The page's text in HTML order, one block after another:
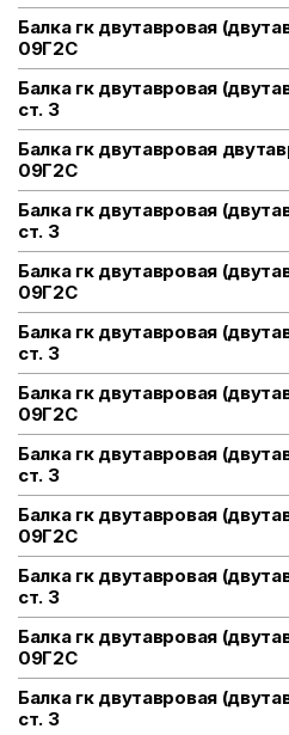
Балка гк двутавровая
09Г2С
Балка гк двутавровая
ст. 3
Балка гк двутавровая
09Г2С
Балка гк двутавровая
ст. 3
Балка гк двутавровая
09Г2С
Балка гк двутавровая
ст. 3
Балка гк двутавровая
09Г2С
Балка гк двутавровая
ст. 3
Балка гк двутавровая
09Г2С
Балка гк двутавровая
ст. 3
Балка гк двутавровая
09Г2С
Балка гк двутавровая
ст. 3